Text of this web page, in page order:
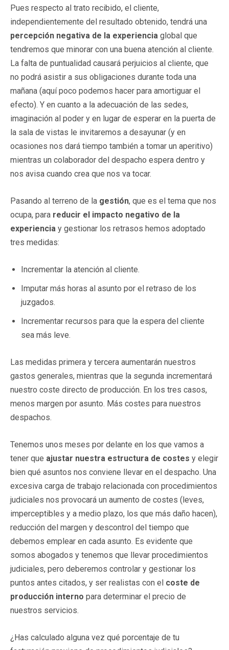
Pues respecto al trato recibido, el cliente,
independientemente del resultado obtenido, tendrá una
percepción negativa de la experiencia global que
tendremos que minorar con una buena atención al cliente.
La falta de puntualidad causará perjuicios al cliente, que
no podrá asistir a sus obligaciones durante toda una
mañana (aquí poco podemos hacer para amortiguar el
efecto). Y en cuanto a la adecuación de las sedes,
imaginación al poder y en lugar de esperar en la puerta de
la sala de vistas le invitaremos a desayunar (y en
ocasiones nos dará tiempo también a tomar un aperitivo)
mientras un colaborador del despacho espera dentro y
nos avisa cuando crea que nos va tocar.
Pasando al terreno de la gestión, que es el tema que nos
ocupa, para reducir el impacto negativo de la
experiencia y gestionar los retrasos hemos adoptado
tres medidas:
Incrementar la atención al cliente.
Imputar más horas al asunto por el retraso de los
juzgados.
Incrementar recursos para que la espera del cliente
sea más leve.
Las medidas primera y tercera aumentarán nuestros
gastos generales, mientras que la segunda incrementará
nuestro coste directo de producción. En los tres casos,
menos margen por asunto. Más costes para nuestros
despachos.
Tenemos unos meses por delante en los que vamos a
tener que ajustar nuestra estructura de costes y elegir
bien qué asuntos nos conviene llevar en el despacho. Una
excesiva carga de trabajo relacionada con procedimientos
judiciales nos provocará un aumento de costes (leves,
imperceptibles y a medio plazo, los que más daño hacen),
reducción del margen y descontrol del tiempo que
debemos emplear en cada asunto. Es evidente que
somos abogados y tenemos que llevar procedimientos
judiciales, pero deberemos controlar y gestionar los
puntos antes citados, y ser realistas con el coste de
producción interno para determinar el precio de
nuestros servicios.
¿Has calculado alguna vez qué porcentaje de tu